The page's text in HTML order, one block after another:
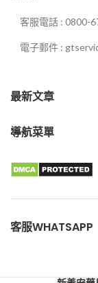
客服電話 : 0800-
電子郵件 :
最新文章
導航菜單
客服WHATSAPP